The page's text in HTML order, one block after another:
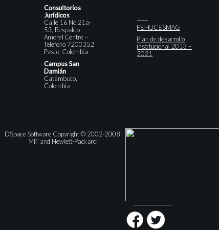
Consultorios
Jurídicos
Calle 16 No 21a-
53, Respaldo
Amorel Centro –
Teléfono 7200352
Pasto, Colombia
Campus San
Damián
Catambuco,
Colombia
PEI-IUCESMAG
Plan de desarrollo
institucional 2013 –
2021
DSpace Software Copyright © 2002-2008
MIT and Hewlett-Packard